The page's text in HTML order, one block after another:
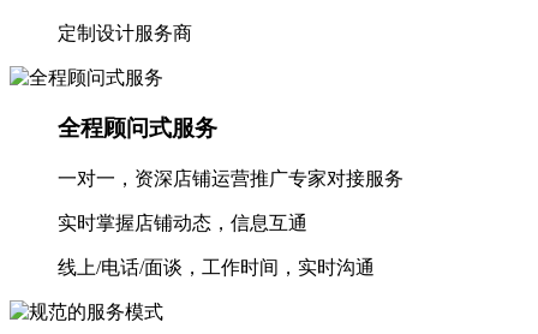
定制设计服务商
全程顾问式服务
一对一，资深店铺运营推广专家对接服务
实时掌握店铺动态，信息互通
线上/电话/面谈，工作时间，实时沟通